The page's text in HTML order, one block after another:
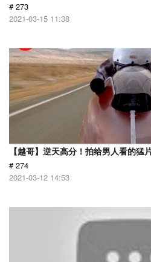
# 273
2021-03-15 11:38
【越哥】逆天高分！拍给男人看的猛
# 274
2021-03-12 14:53